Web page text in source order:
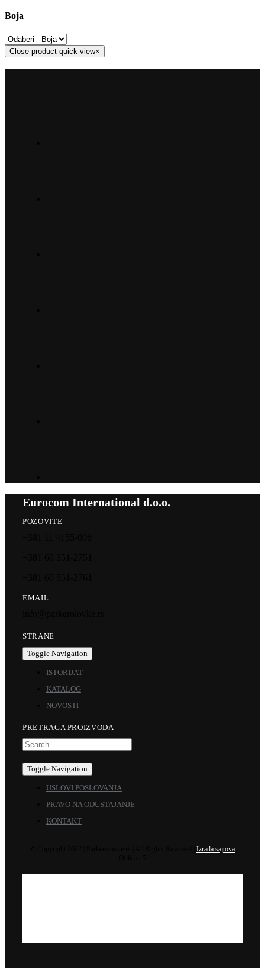
Boja
Close product quick view×
Eurocom International d.o.o.
POZOVITE
EMAIL
STRANE
Toggle Navigation
ISTORIJAT
KATALOG
NOVOSTI
PRETRAGA PROIZVODA
Toggle Navigation
USLOVI POSLOVANJA
PRAVO NA ODUSTAJANJE
KONTAKT
Izrada sajtova